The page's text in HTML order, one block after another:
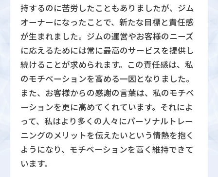
持するのに苦労したこともありましたが、ジム
オーナーになったことで、新たな目標と責任感
が生まれました。ジムの運営やお客様のニーズ
に応えるためには常に最高のサービスを提供し
続けることが求められます。この責任感は、私
のモチベーションを高める一因となりました。
また、お客様からの感謝の言葉は、私のモチベ
ーションを更に高めてくれています。それによ
って、私はより多くの人々にパーソナルトレー
ニングのメリットを伝えたいという情熱を抱く
ようになり、モチベーションを高く維持できて
います。